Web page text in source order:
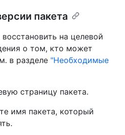
пакета
на целевой
о том, кто может
в разделе "Необходимые
страницу пакета.
имя пакета, который